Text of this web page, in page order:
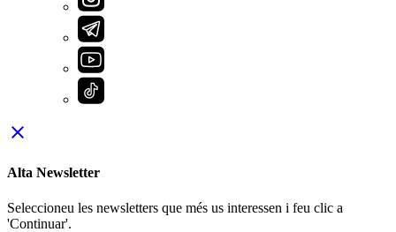
close
Alta Newsletter
Seleccioneu les newsletters que més us interessen i feu clic a
'Continuar'.